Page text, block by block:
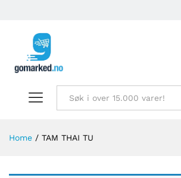
Home / TAM THAI TU